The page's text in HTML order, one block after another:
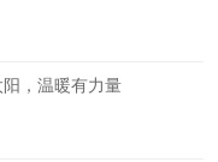
阳，温暖有力量